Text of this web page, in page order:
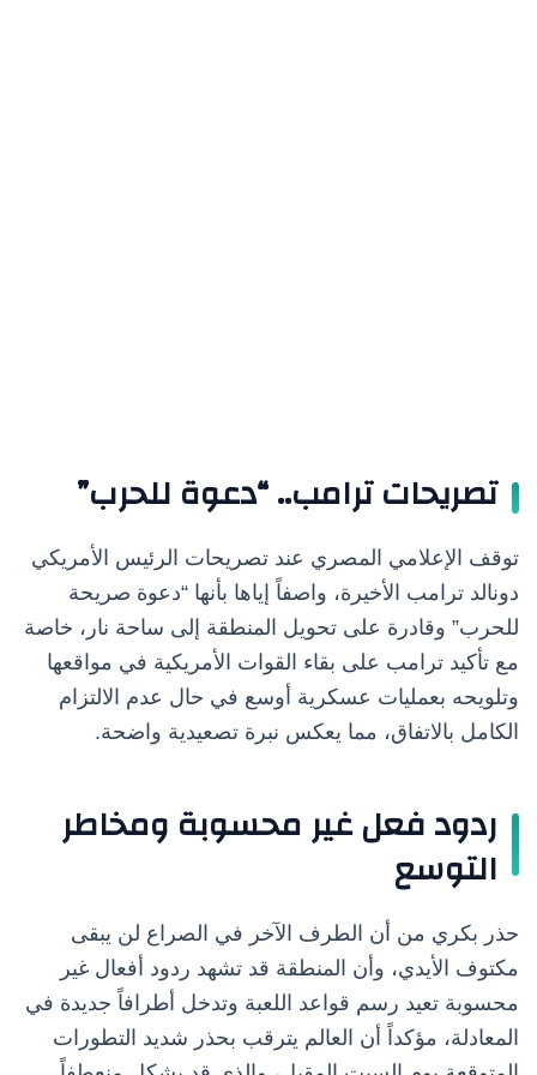
تصريحات ترامب.. “دعوة للحرب”
توقف الإعلامي المصري عند تصريحات الرئيس الأمريكي
دونالد ترامب الأخيرة، واصفاً إياها بأنها “دعوة صريحة
للحرب” وقادرة على تحويل المنطقة إلى ساحة نار، خاصة
مع تأكيد ترامب على بقاء القوات الأمريكية في مواقعها
وتلويحه بعمليات عسكرية أوسع في حال عدم الالتزام
الكامل بالاتفاق، مما يعكس نبرة تصعيدية واضحة.
ردود فعل غير محسوبة ومخاطر
التوسع
حذر بكري من أن الطرف الآخر في الصراع لن يبقى
مكتوف الأيدي، وأن المنطقة قد تشهد ردود أفعال غير
محسوبة تعيد رسم قواعد اللعبة وتدخل أطرافاً جديدة في
المعادلة، مؤكداً أن العالم يترقب بحذر شديد التطورات